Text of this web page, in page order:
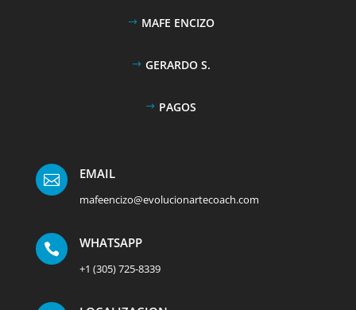
MAFE ENCIZO
GERARDO S.
PAGOS
 EMAIL
mafeencizo@evolucionartecoach.com
 WHATSAPP
+1 (305) 725-8339